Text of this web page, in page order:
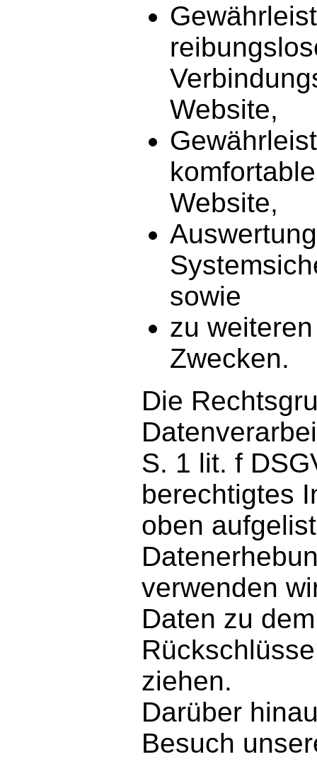
Website,
Website,
sowie
zu
Zwecken.
Die
S. 1 lit. f
berechtigtes
oben
verwenden
Daten zu
ziehen.
Darüber
Besuch